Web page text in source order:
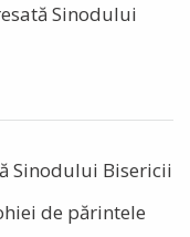
Sinodului
Sinodului Bisericii
de părintele